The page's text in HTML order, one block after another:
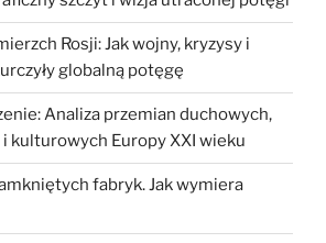
Rosji: Jak wojny, kryzysy i
globalną potęgę
Analiza przemian duchowych,
kulturowych Europy XXI wieku
fabryk. Jak wymiera